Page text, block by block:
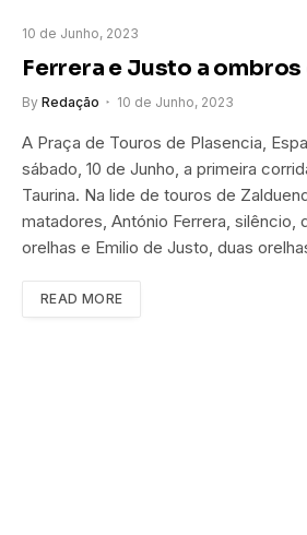
10 de Junho, 2023
Ferrera e Justo a
By Redação 10 de Junho, 2023
A Praça de Touros de Plasencia,
sábado, 10 de Junho, a primeira
Taurina. Na lide de touros de
matadores, António Ferrera, silêncio,
orelhas e Emilio de Justo, duas
READ MORE